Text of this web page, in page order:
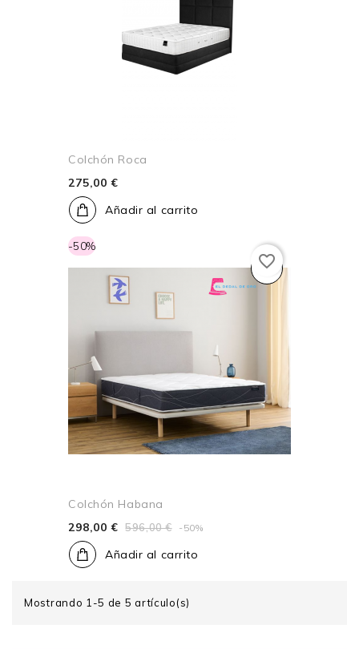
Colchón Roca
275,00 €
Añadir al carrito
-50%
Colchón Habana
298,00 € 596,00 € -50%
Añadir al carrito
favorite_border
Mostrando 1-5 de 5 artículo(s)